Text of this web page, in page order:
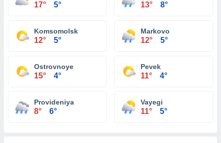
17° 5° 13° 8°
Komsomolsk
12° 5°
Markovo
12° 5°
Ostrovnoye
15° 4°
Pevek
11° 4°
Provideniya
8° 6°
Vayegi
11° 5°